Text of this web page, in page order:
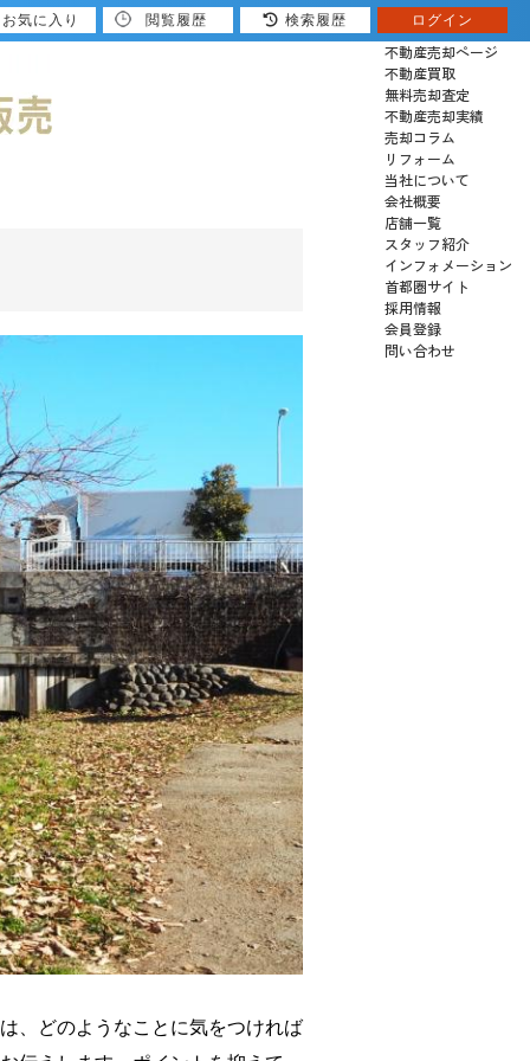
売りたい
不動産売却ページ
不動産買取
無料売却査定
不動産売却実績
売却コラム
リフォーム
当社について
会社概要
店舗一覧
スタッフ紹介
インフォメーション
首都圏サイト
採用情報
会員登録
問い合わせ
、どのようなことに気をつければ
お気に入り 閲覧履歴 検索履歴 ログイン